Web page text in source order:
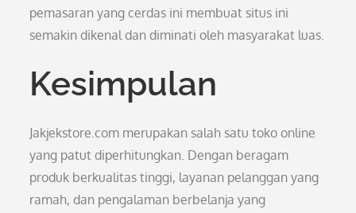
pemasaran yang cerdas ini membuat situs ini
semakin dikenal dan diminati oleh masyarakat luas.
Kesimpulan
Jakjekstore.com merupakan salah satu toko online
yang patut diperhitungkan. Dengan beragam
produk berkualitas tinggi, layanan pelanggan yang
ramah, dan pengalaman berbelanja yang